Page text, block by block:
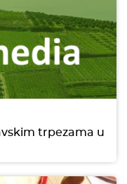
trpezama u